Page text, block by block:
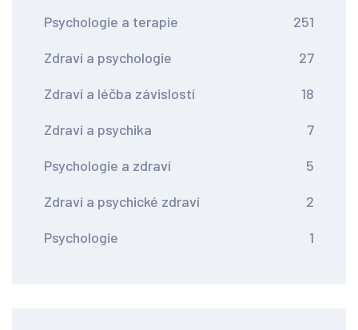
Psychologie a terapie 251
Zdraví a psychologie 27
Zdraví a léčba závislostí 18
Zdraví a psychika 7
Psychologie a zdraví 5
Zdraví a psychické zdraví 2
Psychologie 1